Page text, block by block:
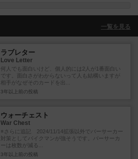
一覧を見る
ラブレター
Love Letter
何人でも面白いけど、個人的には2人が1番面白い
です。面白さがわからないって人も結構いますが
相手がなぜそのカードを出...
3年以上前 の投稿
ウォーチェスト
War Chest
※さらに追記 2024/11/14拡張以外でバーサーカー
対策としてパイクマンが強そうです。バーサーカ
ーは枚数が減る...
3年以上前 の投稿